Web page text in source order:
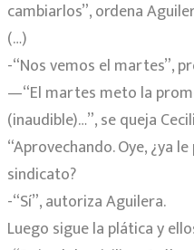
cambiarlos”, ordena
(…)
-“Nos vemos el martes”,
—“El martes meto la
(inaudible)…”, se queja
“Aprovechando. Oye, ¿ya
sindicato?
-“Sí”, autoriza Aguilera.
Luego sigue la plática y